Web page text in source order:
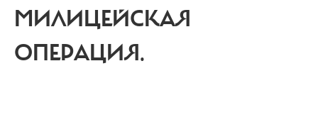
МИЛИЦЕЙСКАЯ
ОПЕРАЦИЯ.